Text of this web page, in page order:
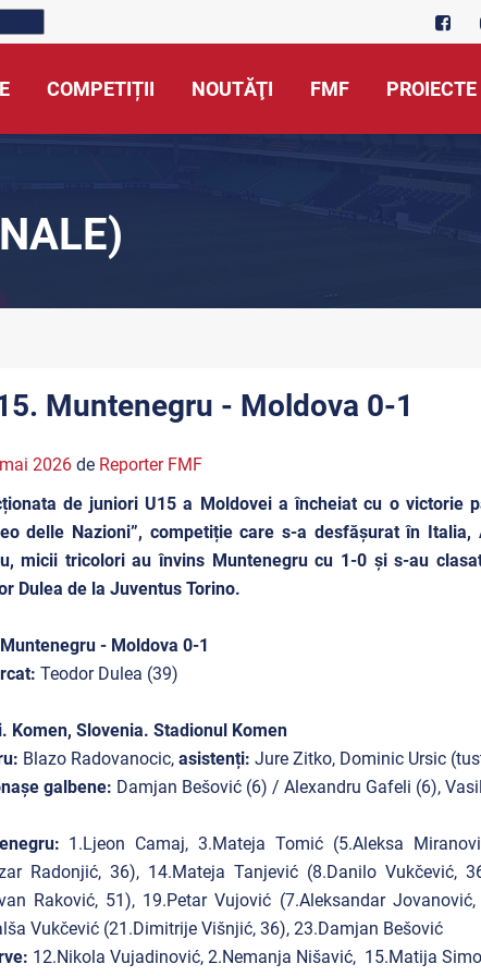
COMPETIȚII NOUTĂŢI FMF PROIECTE
Muntenegru - Moldova 0-1
2026de Reporter FMF
de juniori U15 a Moldovei a încheiat cu o victorie
delle Nazioni”, competiție care s-a desfășurat în
micii tricolori au învins Muntenegru cu 1-0 și s-au
Dulea de la Juventus Torino.
- Moldova 0-1
Teodor Dulea (39)
Komen, Slovenia. Stadionul Komen
Blazo Radovanocic, asistenți: Jure Zitko, Dominic Ursic
galbene: Damjan Bešović (6) / Alexandru Gafeli (6),
1.Ljeon Camaj, 3.Mateja Tomić (5.Aleksa
Radonjić, 36), 14.Mateja Tanjević (8.Danilo Vukčević,
Raković, 51), 19.Petar Vujović (7.Aleksandar
Vukčević (21.Dimitrije Višnjić, 36), 23.Damjan Bešović
12.Nikola Vujadinović, 2.Nemanja Nišavić, 15.Matija